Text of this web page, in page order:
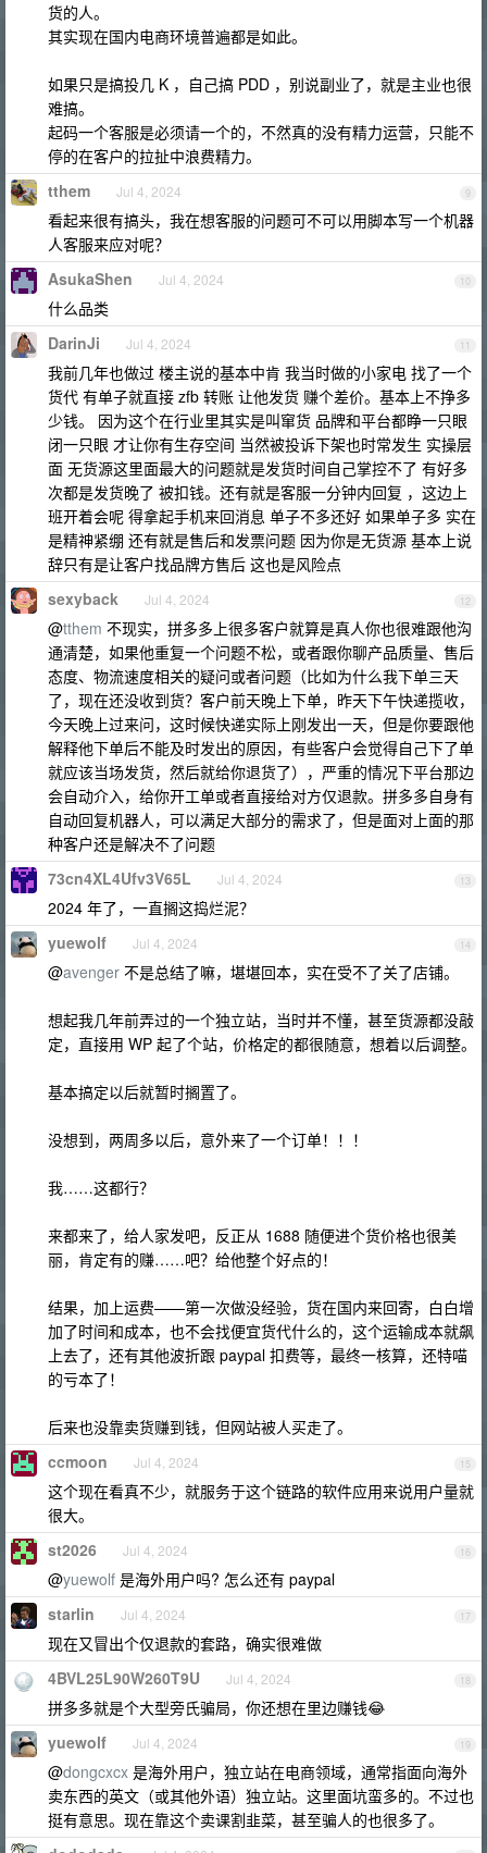
货的人。
其实现在国内电商环境普遍都是如此。
如果只是搞投几 K ，自己搞 PDD ，别说副业了，就是主业也很
难搞。
起码一个客服是必须请一个的，不然真的没有精力运营，只能不
停的在客户的拉扯中浪费精力。
9
tthem Jul 4, 2024
看起来很有搞头，我在想客服的问题可不可以用脚本写一个机器
人客服来应对呢？
10
AsukaShen Jul 4, 2024
什么品类
11
DarinJi Jul 4, 2024
我前几年也做过 楼主说的基本中肯 我当时做的小家电 找了一个
货代 有单子就直接 zfb 转账 让他发货 赚个差价。基本上不挣多
少钱。 因为这个在行业里其实是叫窜货 品牌和平台都睁一只眼
闭一只眼 才让你有生存空间 当然被投诉下架也时常发生 实操层
面 无货源这里面最大的问题就是发货时间自己掌控不了 有好多
次都是发货晚了 被扣钱。还有就是客服一分钟内回复 ，这边上
班开着会呢 得拿起手机来回消息 单子不多还好 如果单子多 实在
是精神紧绷 还有就是售后和发票问题 因为你是无货源 基本上说
辞只有是让客户找品牌方售后 这也是风险点
12
sexyback Jul 4, 2024
@tthem 不现实，拼多多上很多客户就算是真人你也很难跟他沟
通清楚，如果他重复一个问题不松，或者跟你聊产品质量、售后
态度、物流速度相关的疑问或者问题（比如为什么我下单三天
了，现在还没收到货？客户前天晚上下单，昨天下午快递揽收，
今天晚上过来问，这时候快递实际上刚发出一天，但是你要跟他
解释他下单后不能及时发出的原因，有些客户会觉得自己下了单
就应该当场发货，然后就给你退货了），严重的情况下平台那边
会自动介入，给你开工单或者直接给对方仅退款。拼多多自身有
自动回复机器人，可以满足大部分的需求了，但是面对上面的那
种客户还是解决不了问题
13
73cn4XL4Ufv3V65L Jul 4, 2024
2024 年了，一直搁这捣烂泥？
14
yuewolf Jul 4, 2024
@avenger 不是总结了嘛，堪堪回本，实在受不了关了店铺。
想起我几年前弄过的一个独立站，当时并不懂，甚至货源都没敲
定，直接用 WP 起了个站，价格定的都很随意，想着以后调整。
基本搞定以后就暂时搁置了。
没想到，两周多以后，意外来了一个订单！！！
我……这都行？
来都来了，给人家发吧，反正从 1688 随便进个货价格也很美
丽，肯定有的赚……吧？给他整个好点的！
结果，加上运费——第一次做没经验，货在国内来回寄，白白增
加了时间和成本，也不会找便宜货代什么的，这个运输成本就飙
上去了，还有其他波折跟 paypal 扣费等，最终一核算，还特喵
的亏本了！
后来也没靠卖货赚到钱，但网站被人买走了。
15
ccmoon Jul 4, 2024
这个现在看真不少，就服务于这个链路的软件应用来说用户量就
很大。
16
st2026 Jul 4, 2024
@yuewolf 是海外用户吗? 怎么还有 paypal
17
starlin Jul 4, 2024
现在又冒出个仅退款的套路，确实很难做
18
4BVL25L90W260T9U Jul 4, 2024
拼多多就是个大型旁氏骗局，你还想在里边赚钱😂
19
yuewolf Jul 4, 2024
@dongcxcx 是海外用户，独立站在电商领域，通常指面向海外
卖东西的英文（或其他外语）独立站。这里面坑蛮多的。不过也
挺有意思。现在靠这个卖课割韭菜，甚至骗人的也很多了。